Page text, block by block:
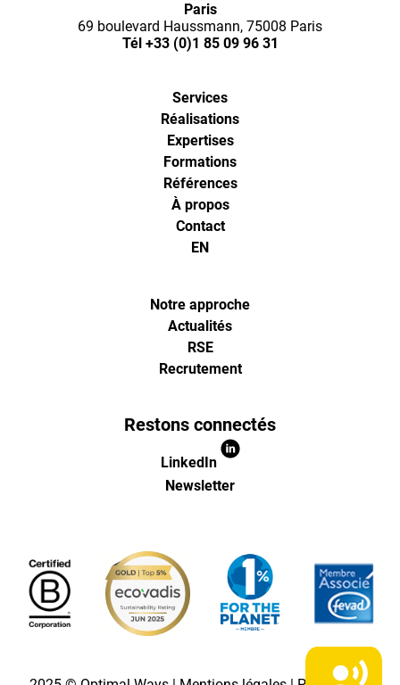
Paris
69 boulevard Haussmann, 75008 Paris
Tél +33 (0)1 85 09 96 31
Services
Réalisations
Expertises
Formations
Références
À propos
Contact
EN
Notre approche
Actualités
RSE
Recrutement
Restons connectés
LinkedIn
Newsletter